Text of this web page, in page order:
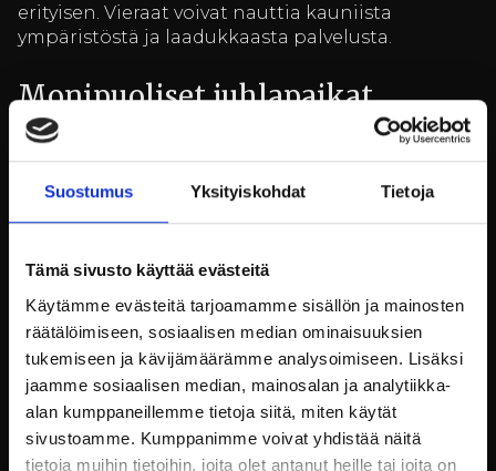
Suostumus Yksityiskohdat Tietoja
Tämä sivusto käyttää evästeitä
Käytämme evästeitä tarjoamamme sisällön ja mainosten
räätälöimiseen, sosiaalisen median ominaisuuksien
tukemiseen ja kävijämäärämme analysoimiseen. Lisäksi
jaamme sosiaalisen median, mainosalan ja analytiikka-
alan kumppaneillemme tietoja siitä, miten käytät
sivustoamme. Kumppanimme voivat yhdistää näitä
tietoja muihin tietoihin, joita olet antanut heille tai joita on
erityisen. Vieraat voivat nauttia kauniista
ympäristöstä ja laadukkaasta palvelusta.
Monipuoliset juhlapaikat
Billnäsin ruukki tarjoaa useita erilaisia
juhlapaikkoja, jotka sopivat niin pieniin kuin
suuriinkin tilaisuuksiin. Ruukin päärakennus ja
sen ympäristö tarjoavat useita vaihtoehtoja,
Juhlapaikkojen valikoima kattaa niin sisä- kuin
ulkotilat. Kesäisin ulkotilat ovat erityisen
suosittuja, ja ne tarjoavat upeat puitteet
esimerkiksi puutarhajuhlille. Sisätiloissa taas voi
nauttia historiallisesta tunnelmasta ja kauniista
sisustuksesta.